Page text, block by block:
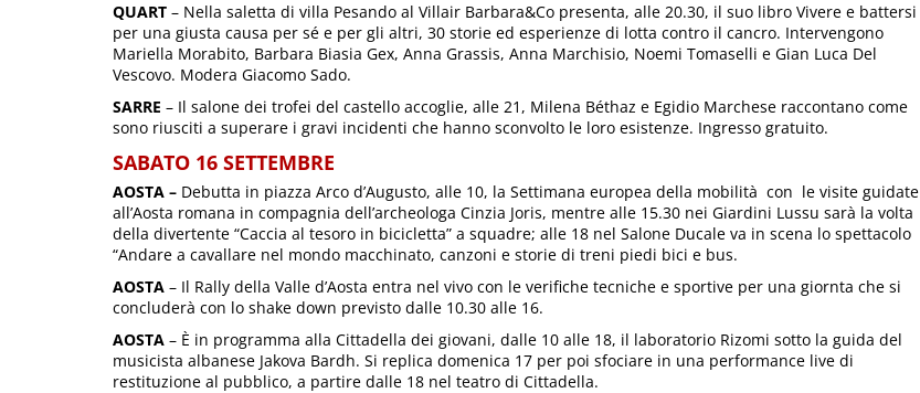
QUART – Nella saletta di villa Pesando al Villair Barbara&Co presenta, alle 20.30, il suo libro Vivere e battersi
per una giusta causa per sé e per gli altri, 30 storie ed esperienze di lotta contro il cancro. Intervengono
Mariella Morabito, Barbara Biasia Gex, Anna Grassis, Anna Marchisio, Noemi Tomaselli e Gian Luca Del
Vescovo. Modera Giacomo Sado.
SARRE – Il salone dei trofei del castello accoglie, alle 21, Milena Béthaz e Egidio Marchese raccontano come
sono riusciti a superare i gravi incidenti che hanno sconvolto le loro esistenze. Ingresso gratuito.
SABATO 16 SETTEMBRE
AOSTA – Debutta in piazza Arco d’Augusto, alle 10, la Settimana europea della mobilità con le visite guidate
all’Aosta romana in compagnia dell’archeologa Cinzia Joris, mentre alle 15.30 nei Giardini Lussu sarà la volta
della divertente “Caccia al tesoro in bicicletta” a squadre; alle 18 nel Salone Ducale va in scena lo spettacolo
“Andare a cavallare nel mondo macchinato, canzoni e storie di treni piedi bici e bus.
AOSTA – Il Rally della Valle d’Aosta entra nel vivo con le verifiche tecniche e sportive per una giornta che si
concluderà con lo shake down previsto dalle 10.30 alle 16.
AOSTA – È in programma alla Cittadella dei giovani, dalle 10 alle 18, il laboratorio Rizomi sotto la guida del
musicista albanese Jakova Bardh. Si replica domenica 17 per poi sfociare in una performance live di
restituzione al pubblico, a partire dalle 18 nel teatro di Cittadella.